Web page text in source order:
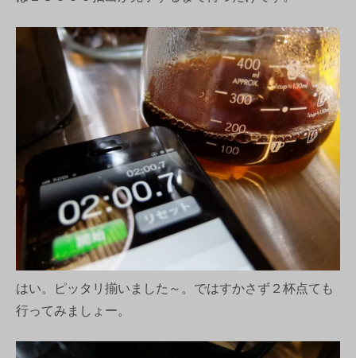
はい。ピッタリ揃いました～。ではすかさず２杯点ても
行ってみましょー。